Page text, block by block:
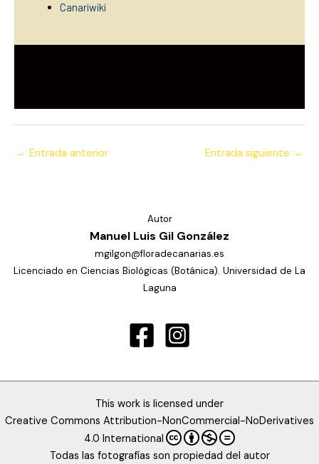
Canariwiki
← Entrada anterior Entrada siguiente →
Autor
Manuel Luis Gil González
mgilgon@floradecanarias.es
Licenciado en Ciencias Biológicas (Botánica). Universidad de La
Laguna
This work is licensed under
Creative Commons Attribution-NonCommercial-NoDerivatives
4.0 International
Todas las fotografías son propiedad del autor